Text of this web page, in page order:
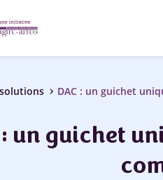
chevron_right DAC : un guichet
: un guichet